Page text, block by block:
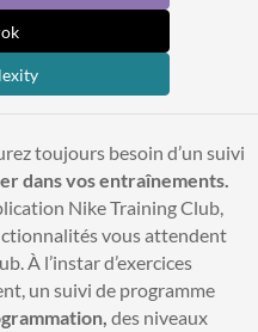
toujours besoin d’un suivi
dans vos entraînements.
Nike Training Club,
vous attendent
À l’instar d’exercices
un suivi de programme
des niveaux